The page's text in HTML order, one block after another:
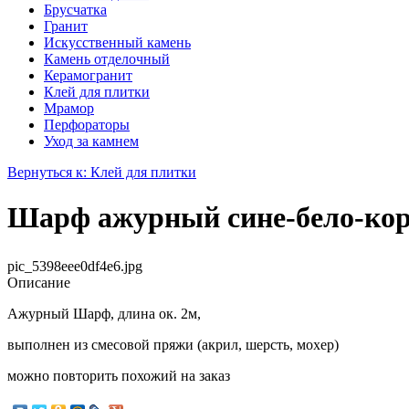
Брусчатка
Гранит
Искусственный камень
Камень отделочный
Керамогранит
Клей для плитки
Мрамор
Перфораторы
Уход за камнем
Вернуться к: Клей для плитки
Шарф ажурный сине-бело-
pic_5398eee0df4e6.jpg
Описание
Ажурный Шарф, длина ок. 2м,
выполнен из смесовой пряжи (акрил, шерсть, мохер)
можно повторить похожий на заказ